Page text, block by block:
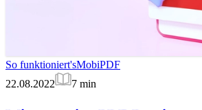
So funktioniert'sMobiPDF
22.08.2022
7 min